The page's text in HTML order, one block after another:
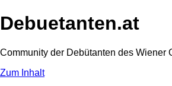
Debuetanten.at
Community der Debütanten des Wiener
Zum Inhalt